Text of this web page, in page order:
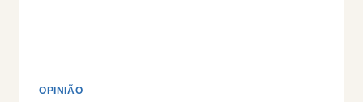
OPINIÃO